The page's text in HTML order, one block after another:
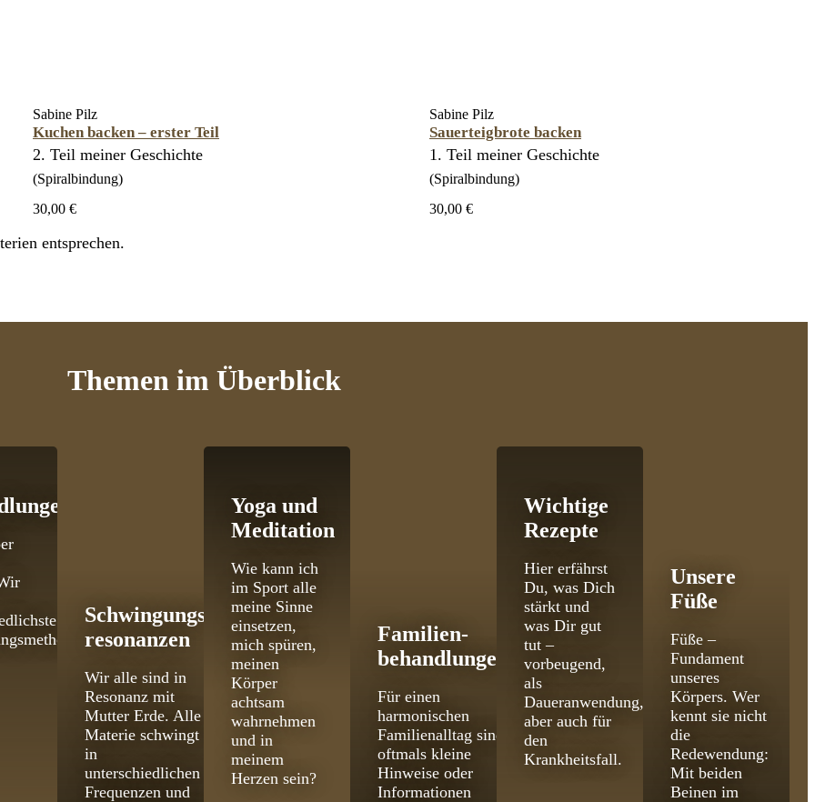
Sabine Pilz
Kuchen backen – erster Teil
2. Teil meiner Geschichte
(Spiralbindung)
30,00 €
Sabine Pilz
Sauerteigbrote backen
1. Teil meiner Geschichte
(Spiralbindung)
30,00 €
entsprechen.
Themenim Überblick
Schwingungs­
resonanzen
Wir alle sind in
Resonanz mit
Mutter Erde. Alle
Materie schwingt
in
unterschiedlichen
Frequenzen und
Yoga und
Meditation
Wie kann ich
im Sport alle
meine Sinne
einsetzen,
mich spüren,
meinen
Körper
achtsam
wahrnehmen
und in
meinem
Herzen sein?
Familien­
behandlungen
Für einen
harmonischen
Familienalltag sind
oftmals kleine
Hinweise oder
Informationen
Wichtige
Rezepte
Hier erfährst
Du, was Dich
stärkt und
was Dir gut
tut –
vorbeugend,
als
Daueranwendung,
aber auch für
den
Krankheitsfall.
Unsere
Füße
Füße –
Fundament
unseres
Körpers. Wer
kennt sie nicht
die
Redewendung:
Mit beiden
Beinen im